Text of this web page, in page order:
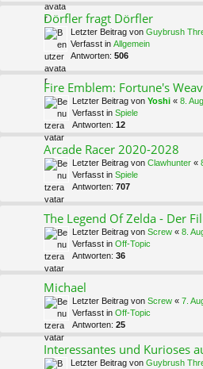
Dörfler fragt Dörfler
Letzter Beitrag von Guybrush
Verfasst in Allgemein
Antworten: 506
Fire Emblem: Fortune's
Letzter Beitrag von Yoshi « 8.
Verfasst in Spiele
Antworten: 12
Arcade Racer 2020-2028
Letzter Beitrag von Clawhunter «
Verfasst in Spiele
Antworten: 707
The Legend Of Zelda - Der
Letzter Beitrag von Screw « 8.
Verfasst in Off-Topic
Antworten: 36
Michael
Letzter Beitrag von Screw « 7.
Verfasst in Off-Topic
Antworten: 25
Interessantes und Kurioses
Letzter Beitrag von Guybrush